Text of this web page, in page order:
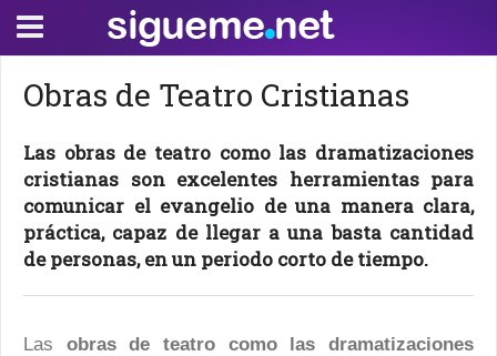
Obras de Teatro Cristianas
Las obras de teatro como las dramatizaciones
cristianas son excelentes herramientas para
comunicar el evangelio de una manera clara,
práctica, capaz de llegar a una basta cantidad
de personas, en un periodo corto de tiempo.
Las obras de teatro como las dramatizaciones